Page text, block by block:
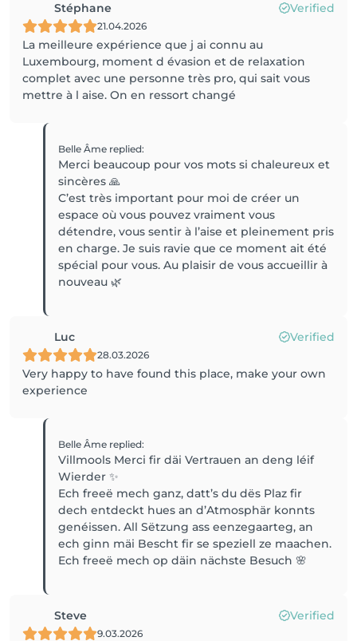
Stéphane Verified
21.04.2026
La meilleure expérience que j ai connu au
Luxembourg, moment d évasion et de relaxation
complet avec une personne très pro, qui sait vous
mettre à l aise. On en ressort changé
Belle Âme replied:
Merci beaucoup pour vos mots si chaleureux et
sincères 🙏
C’est très important pour moi de créer un
espace où vous pouvez vraiment vous
détendre, vous sentir à l’aise et pleinement pris
en charge. Je suis ravie que ce moment ait été
spécial pour vous. Au plaisir de vous accueillir à
nouveau 🌿
Luc Verified
28.03.2026
Very happy to have found this place, make your own
experience
Belle Âme replied:
Villmools Merci fir däi Vertrauen an deng léif
Wierder ✨
Ech freeë mech ganz, datt’s du dës Plaz fir
dech entdeckt hues an d’Atmosphär konnts
genéissen. All Sëtzung ass eenzegaarteg, an
ech ginn mäi Bescht fir se speziell ze maachen.
Ech freeë mech op däin nächste Besuch 🌸
Steve Verified
9.03.2026